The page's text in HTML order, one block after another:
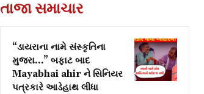
તાજા સમાચાર
“ડાયરાના નામે સંસ્કૃતિના
મુજરા…” બફાટ બાદ
Mayabhai ahir ને સિનિયર
પત્રકારે આડેહાથ લીધા